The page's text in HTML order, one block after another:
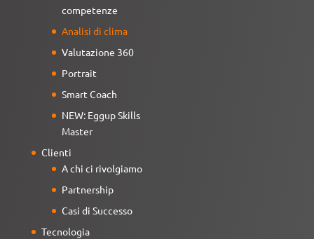
competenze
Analisi di clima
Valutazione 360
Portrait
Smart Coach
NEW: Eggup Skills
Master
Clienti
A chi ci rivolgiamo
Partnership
Casi di Successo
Tecnologia